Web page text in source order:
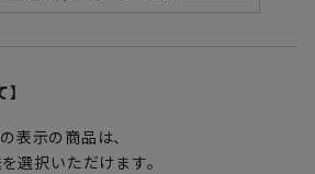
の表示の商品は、
選択いただけます。